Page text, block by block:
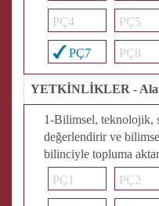
PÇ4 PÇ5
PÇ7 PÇ8
YETKİNLİKLER -
1-Bilimsel, teknolojik,
değerlendirir ve
bilinciyle topluma
PÇ1
PÇ2